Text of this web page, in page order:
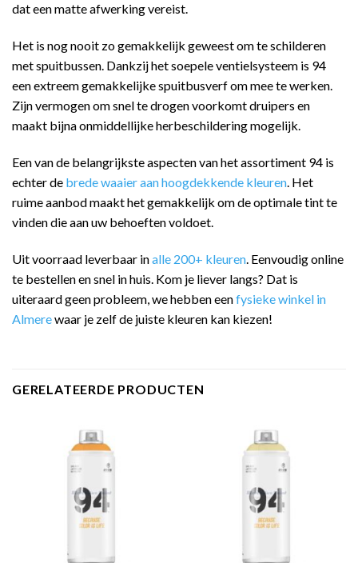
dat een matte afwerking vereist.
Het is nog nooit zo gemakkelijk geweest om te schilderen
met spuitbussen. Dankzij het soepele ventielsysteem is 94
een extreem gemakkelijke spuitbusverf om mee te werken.
Zijn vermogen om snel te drogen voorkomt druipers en
maakt bijna onmiddellijke herbeschildering mogelijk.
Een van de belangrijkste aspecten van het assortiment 94 is
echter de brede waaier aan hoogdekkende kleuren. Het
ruime aanbod maakt het gemakkelijk om de optimale tint te
vinden die aan uw behoeften voldoet.
Uit voorraad leverbaar inalle 200+ kleuren . Eenvoudig online
te bestellen en snel in huis. Kom je liever langs? Dat is
uiteraard geen probleem, we hebben eenfysieke winkel in
Almerewaar je zelf de juiste kleuren kan kiezen!
GERELATEERDE PRODUCTEN